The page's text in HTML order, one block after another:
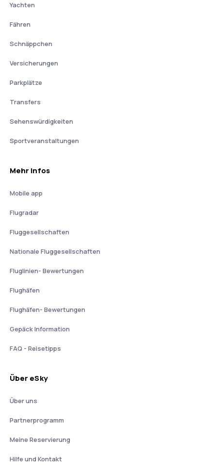
Yachten
Fähren
Schnäppchen
Versicherungen
Parkplätze
Transfers
Sehenswürdigkeiten
Sportveranstaltungen
Mehr Infos
Mobile app
Flugradar
Fluggesellschaften
Nationale Fluggesellschaften
Fluglinien- Bewertungen
Flughäfen
Flughäfen- Bewertungen
Gepäck Information
FAQ - Reisetipps
Über eSky
Über uns
Partnerprogramm
Meine Reservierung
Hilfe und Kontakt